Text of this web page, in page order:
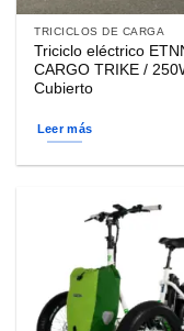
TRICICLOS DE CARGA
Triciclo eléctrico
CARGO TRIKE /
Cubierto
Leer más